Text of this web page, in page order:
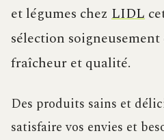
et légumes chez LIDL
sélection
fraîcheur et qualité.
Des produits sains et
satisfaire vos envies et